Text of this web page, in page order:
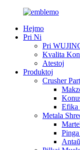
Hejmo
Pri Ni
Pri
Kvalita
Atestoj
Produktoj
Crusher
Efika
Metala